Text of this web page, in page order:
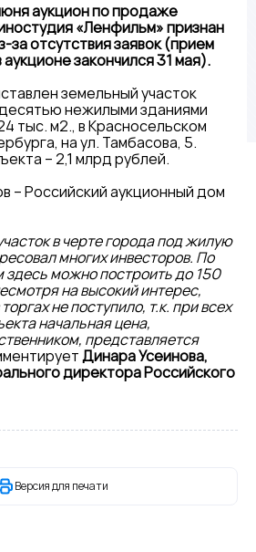
аукцион по продаже
«Ленфильм» признан
за отсутствия заявок (прием
аукционе закончился 31 мая).
земельный участок
нежилыми зданиями
тыс. м2., в Красносельском
на ул. Тамбасова, 5.
– 2,1 млрд рублей.
– Российский аукционный дом
в черте города под жилую
многих инвесторов. По
здесь можно построить до 150
на высокий интерес,
не поступило, т.к. при всех
начальная цена,
представляется
Динара Усеинова,
директора Российского
Версия для печати